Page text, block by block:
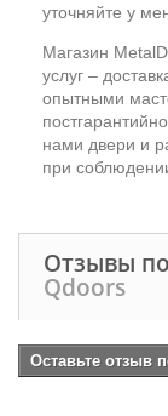
уточняйте у
Магазин
услуг –
опытными
нами двери и
при
Отзывы
Qdoors
Оставьте отзыв